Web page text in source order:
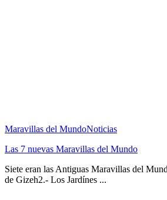
Maravillas del MundoNoticias
Las 7 nuevas Maravillas del Mundo
Siete eran las Antiguas Maravillas del
de Gizeh2.- Los Jardínes ...